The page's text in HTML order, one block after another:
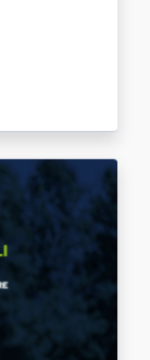
HANNO